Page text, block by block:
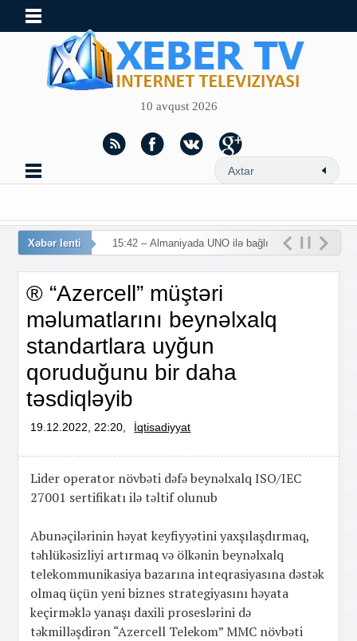
10 avqust 2026
Xəbər lenti 15:
® “Azercell” müştəri
məlumatlarını beynəlxalq
standartlara uyğun
qoruduğunu bir daha
təsdiqləyib
19.12.2022, 22:20, İqtisadiyyat
Lider operator növbəti dəfə beynəlxalq ISO/IEC
27001 sertifikatı ilə təltif olunub
Abunəçilərinin həyat keyfiyyətini yaxşılaşdırmaq,
təhlükəsizliyi artırmaq və ölkənin beynəlxalq
telekommunikasiya bazarına inteqrasiyasına dəstək
olmaq üçün yeni biznes strategiyasını həyata
keçirməklə yanaşı daxili proseslərini də
təkmilləşdirən “Azercell Telekom” MMC növbəti